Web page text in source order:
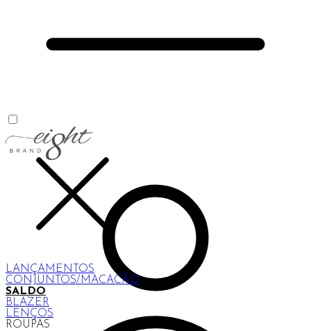
LANÇAMENTOS
CONJUNTOS/MACACÃO
SALDO
BLAZER
LENÇOS
ROUPAS